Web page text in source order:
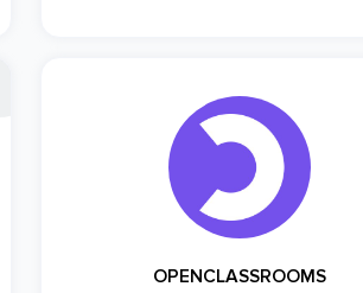
OPENCLASSROOMS